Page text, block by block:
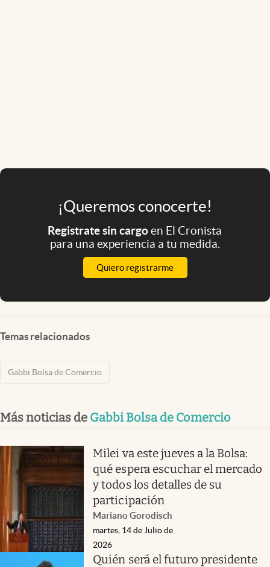
¡Queremos conocerte!
Registrate sin cargoen El Cronista
para una experiencia a tu medida.
Quiero registrarme
Temas relacionados
Gabbi Bolsa de Comercio
Más noticias de Gabbi Bolsa de Comercio
Milei va este jueves a la Bolsa:
qué espera escuchar el mercado
y todos los detalles de su
participación
Mariano Gorodisch
martes, 14 de Julio de
2026
Quién será el futuro presidente